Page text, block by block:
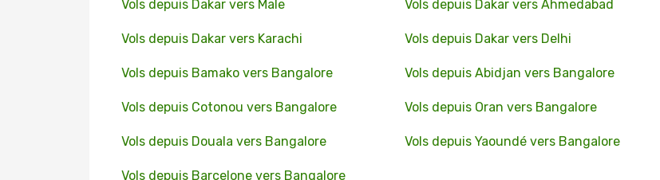
Vols depuis Dakar vers Male Vols depuis Dakar vers Ahmedabad
Vols depuis Dakar vers Karachi Vols depuis Dakar vers Delhi
Vols depuis Bamako vers Bangalore Vols depuis Abidjan vers Bangalore
Vols depuis Cotonou vers Bangalore Vols depuis Oran vers Bangalore
Vols depuis Douala vers Bangalore Vols depuis Yaoundé vers Bangalore
Vols depuis Barcelone vers Bangalore